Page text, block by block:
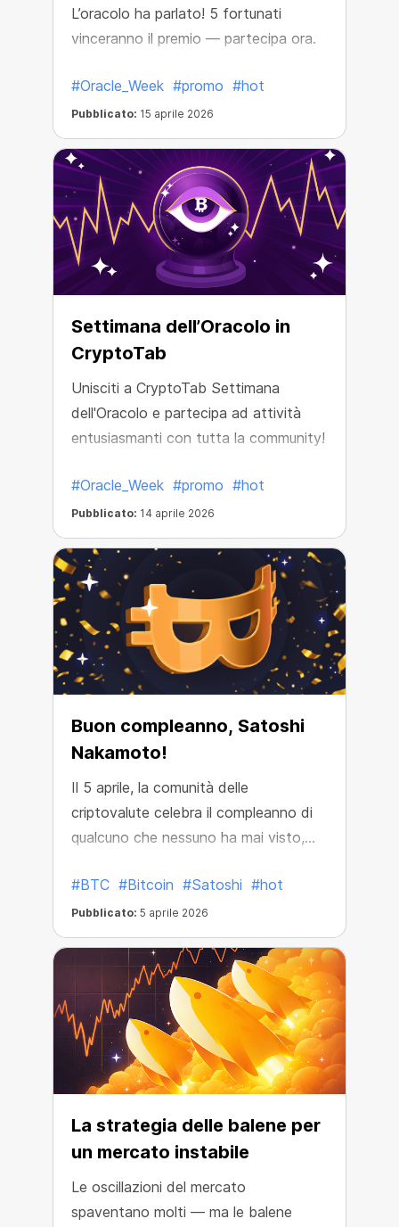
L’oracolo ha parlato! 5 fortunati
vinceranno il premio — partecipa ora.
#Oracle_Week #promo #hot
Pubblicato: 15 aprile 2026
Settimana dell’Oracolo in
CryptoTab
Unisciti a CryptoTab Settimana
dell'Oracolo e partecipa ad attività
entusiasmanti con tutta la community!
#Oracle_Week #promo #hot
Pubblicato: 14 aprile 2026
Buon compleanno, Satoshi
Nakamoto!
Il 5 aprile, la comunità delle
criptovalute celebra il compleanno di
qualcuno che nessuno ha mai visto,
mondo per sempre.
#BTC #Bitcoin #Satoshi #hot
Pubblicato: 5 aprile 2026
La strategia delle balene per
un mercato instabile
Le oscillazioni del mercato
spaventano molti — ma le balene